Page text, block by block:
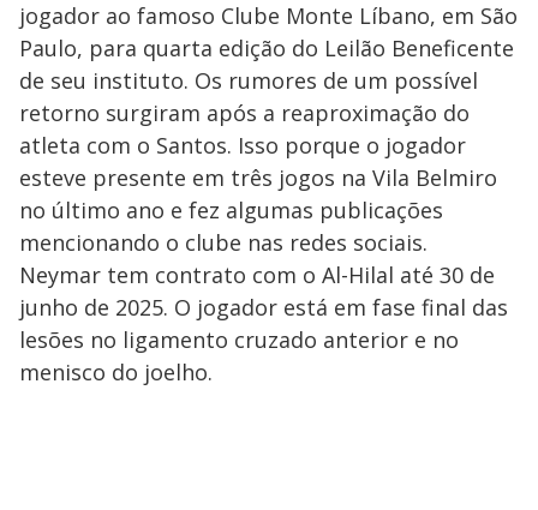
jogador ao famoso Clube Monte Líbano, em São
Paulo, para quarta edição do Leilão Beneficente
de seu instituto. Os rumores de um possível
retorno surgiram após a reaproximação do
atleta com o Santos. Isso porque o jogador
esteve presente em três jogos na Vila Belmiro
no último ano e fez algumas publicações
mencionando o clube nas redes sociais.
Neymar tem contrato com o Al-Hilal até 30 de
junho de 2025. O jogador está em fase final das
lesões no ligamento cruzado anterior e no
menisco do joelho.